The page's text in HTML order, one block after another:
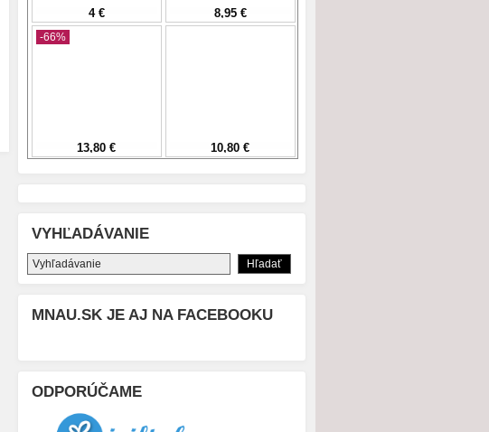
VYHĽADÁVANIE
MNAU.SK JE AJ NA FACEBOOKU
ODPORÚČAME